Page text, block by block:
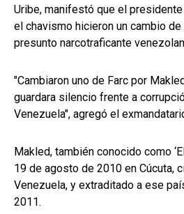
Uribe, manifestó que el
el chavismo hicieron un cambio
presunto narcotraficante
"Cambiaron uno de Farc por
guardara silencio frente a
Venezuela", agregó el
Makled, también conocido como
19 de agosto de 2010 en Cúcuta,
Venezuela, y extraditado a ese
2011.